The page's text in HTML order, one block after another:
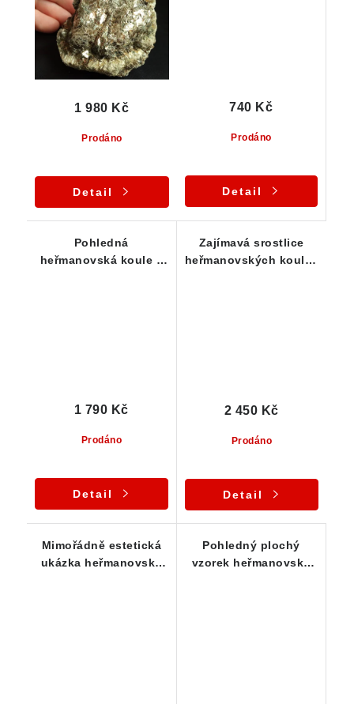
Prodáno
1 980 Kč
Detail
Prodáno
740 Kč
Detail
Pohledná
heřmanovská koule s
Prodáno
1 790 Kč
Detail
Zajímavá srostlice
heřmanovských koulí s
Prodáno
2 450 Kč
Detail
Mimořádně estetická
ukázka heřmanovské
Pohledný plochý
vzorek heřmanovské